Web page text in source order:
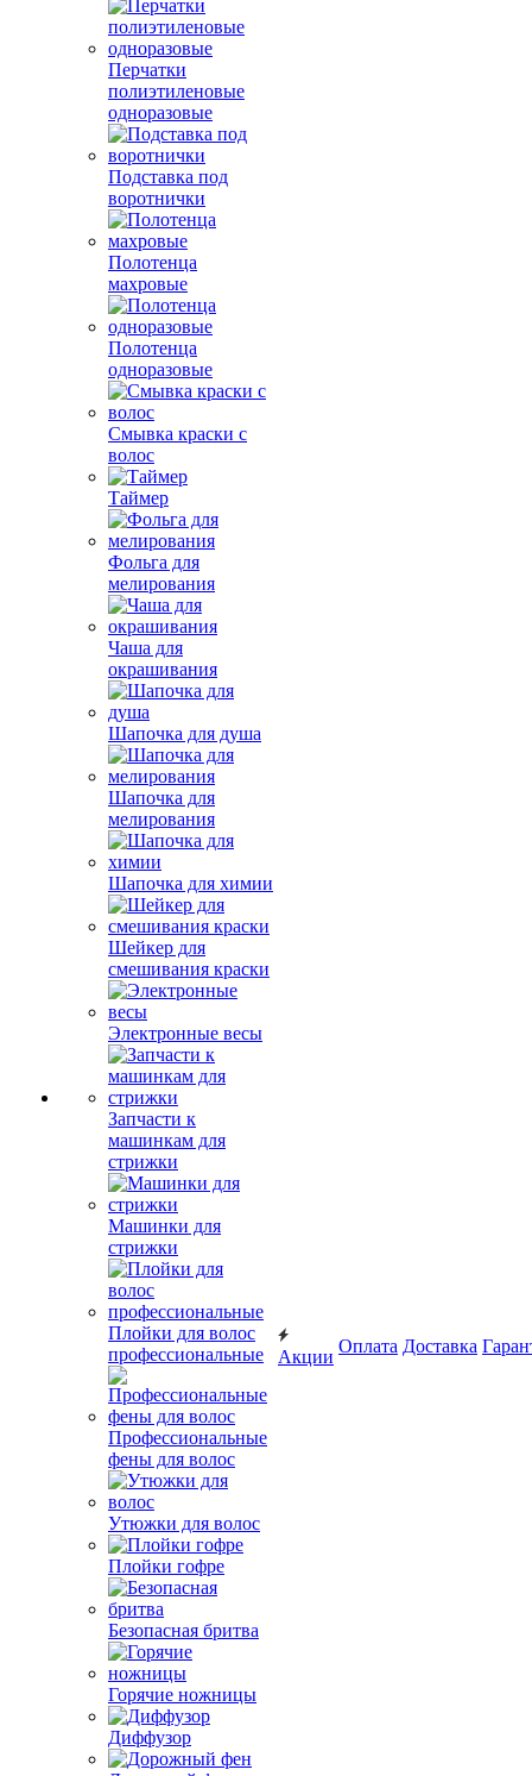
Перчатки
полиэтиленовые
одноразовые
Подставка под
воротнички
Полотенца
махровые
Полотенца
одноразовые
Смывка краски с
волос
Таймер
Фольга для
мелирования
Чаша для
окрашивания
Шапочка для душа
Шапочка для
мелирования
Шапочка для химии
Шейкер для
смешивания краски
Электронные весы
Запчасти к
машинкам для
стрижки
Машинки для
стрижки
Плойки для волос
профессиональные
Профессиональные
фены для волос
Утюжки для волос
Плойки гофре
Безопасная бритва
Горячие ножницы
Диффузор
Акции
Оплата Доставка